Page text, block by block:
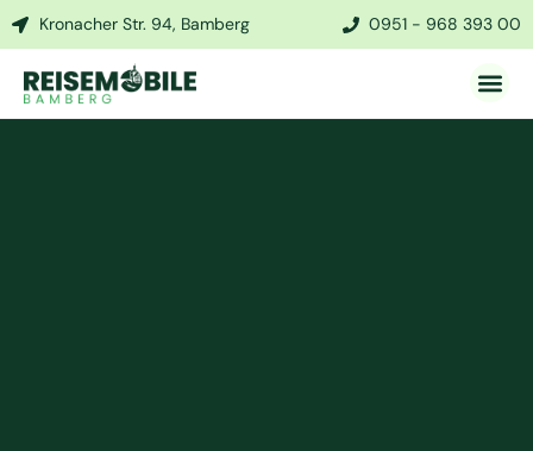
Kronacher Str. 94, Bamberg 0951 - 968 393 00